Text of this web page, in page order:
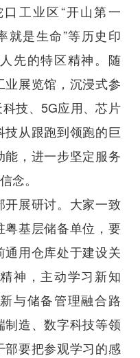
工业区“开山第一
就是生命”等历史印
先的特区精神。随
展览馆，沉浸式参
技、5G应用、芯片
从跟跑到领跑的巨
，进一步坚定服务
念。
展研讨。大家一致
基层储备单位，要
用仓库处于建设关
神，主动学习新知
与储备管理融合路
造、数字科技等领
要把参观学习的感